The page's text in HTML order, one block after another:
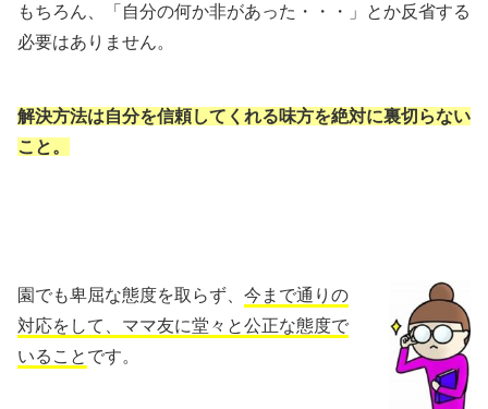
もちろん、「自分の何か非があった・・・」とか反省する
必要はありません。
解決方法は自分を信頼してくれる味方を絶対に裏切らない
こと。
園でも卑屈な態度を取らず、 今まで通りの
対応をして、ママ友に堂々と公正な態度で
いること です。